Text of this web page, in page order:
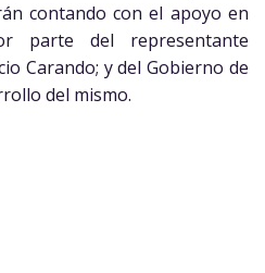
contando con el apoyo en
parte del representante
Carando; y del Gobierno de
del mismo.